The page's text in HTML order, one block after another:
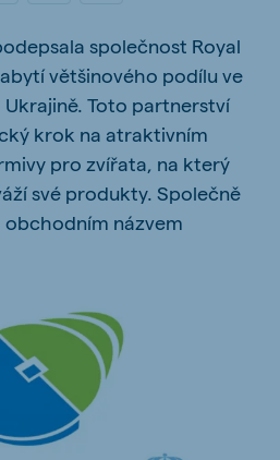
společnost Royal
většinového podílu ve
Toto partnerství
krok na atraktivním
pro zvířata, na který
své produkty. Společně
názvem